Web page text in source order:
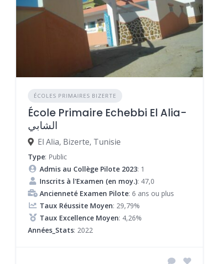
ÉCOLES PRIMAIRES BIZERTE
École Primaire Echebbi El Alia-
الشابي
El Alia, Bizerte, Tunisie
Type: Public
Admis au Collège Pilote 2023: 1
Inscrits à l'Examen (en moy.): 47,0
Ancienneté Examen Pilote: 6 ans ou plus
Taux Réussite Moyen: 29,79%
Taux Excellence Moyen: 4,26%
Années_Stats: 2022